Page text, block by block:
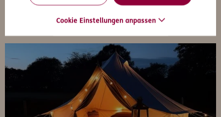
Cookie Einstellungen anpassen